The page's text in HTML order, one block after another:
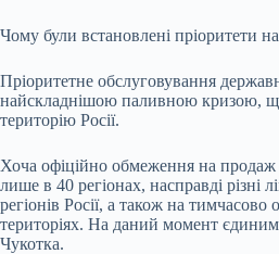
Чому були встановлені пріоритети
Пріоритетне обслуговування
найскладнішою паливною кризою,
територію Росії.
Хоча офіційно обмеження на продаж
лише в 40 регіонах, насправді різні
регіонів Росії, а також на
територіях. На даний момент
Чукотка.